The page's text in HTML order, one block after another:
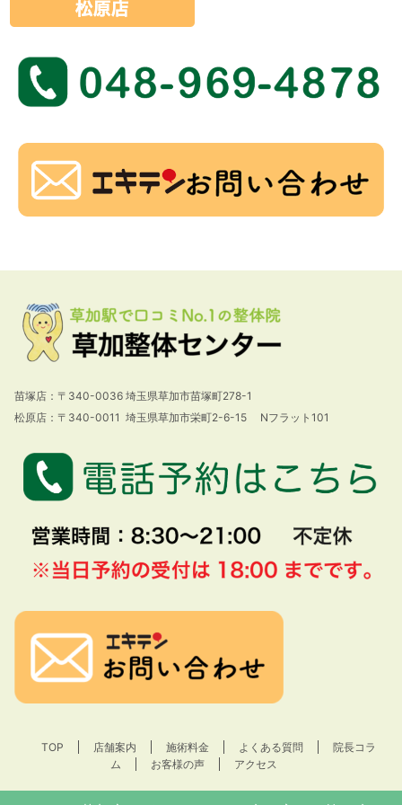
苗塚店：〒340-0036 埼玉県草加市苗塚町278-1
松原店：〒340-0011 埼玉県草加市栄町2-6-15 Nフラット101
TOP 店舗案内 施術料金 よくある質問
院長コラ
ム
お客様の声 アクセス